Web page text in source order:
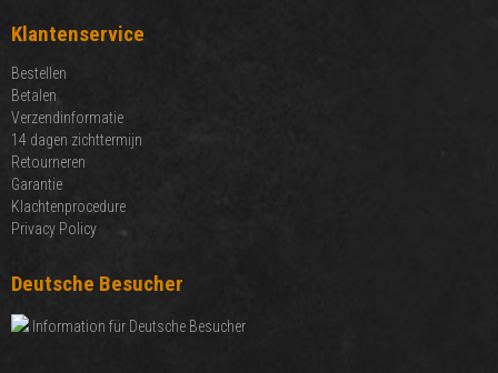
Klantenservice
Bestellen
Betalen
Verzendinformatie
14 dagen zichttermijn
Retourneren
Garantie
Klachtenprocedure
Privacy Policy
Deutsche Besucher
Information für Deutsche Besucher